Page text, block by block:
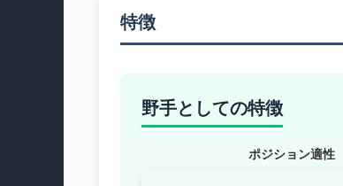
特徴
野手としての特徴
ポジション適性